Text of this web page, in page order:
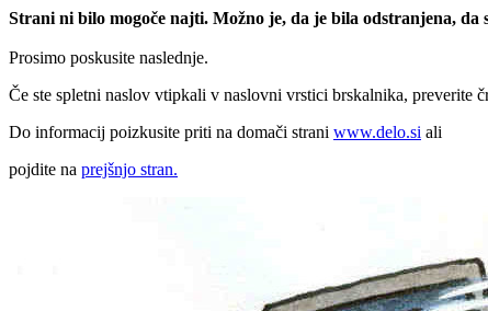
Strani ni bilo mogoče najti. Možno je, da je bila odstranjena,
Prosimo poskusite naslednje.
Če ste spletni naslov vtipkali v naslovni vrstici brskalnika, preverite
Do informacij poizkusite priti na domači strani www.delo.si ali
pojdite na prejšnjo stran.